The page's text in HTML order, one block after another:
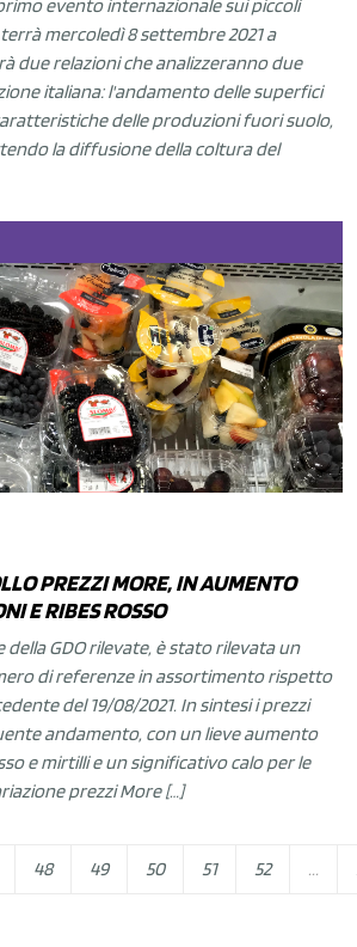
evento internazionale sui piccoli
mercoledì 8 settembre 2021 a
due relazioni che analizzeranno due
italiana: l'andamento delle superfici
delle produzioni fuori suolo,
la diffusione della coltura del
PREZZI MORE, IN AUMENTO
E RIBES ROSSO
della GDO rilevate, è stato rilevata un
di referenze in assortimento rispetto
del 19/08/2021. In sintesi i prezzi
andamento, con un lieve aumento
e mirtilli e un significativo calo per le
prezzi More […]
48 49 50 51 52 ...